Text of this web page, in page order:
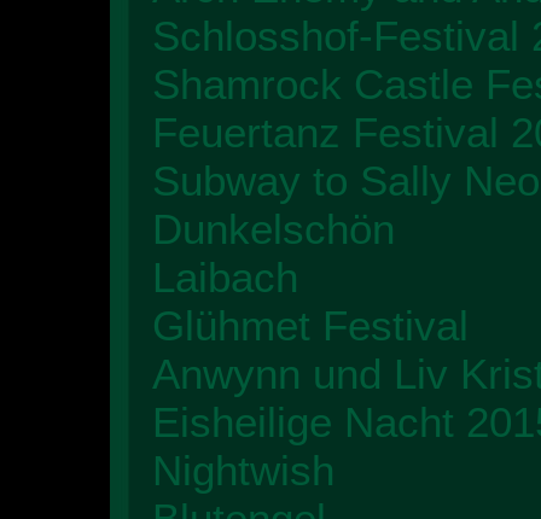
Schlosshof-Festival
Shamrock Castle
Feuertanz Festival
Subway to Sally
Dunkelschön
Laibach
Glühmet Festival
Anwynn und Liv
Eisheilige Nacht
Nightwish